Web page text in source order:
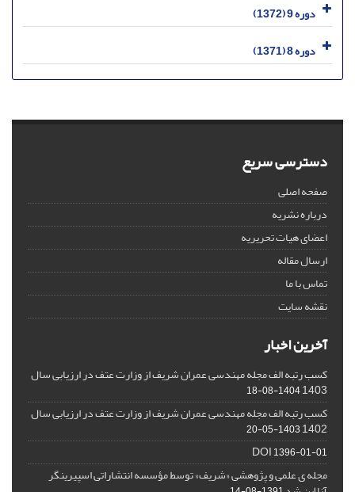
دوره 9 (1372)
دوره 8 (1371)
دسترسی سریع
صفحه اصلی
درباره نشریه
اعضای هیات تحریریه
ارسال مقاله
تماس با ما
نقشه سایت
آخرین اخبار
کسب رتبه الف مجله مهندسی عمران شریف از وزارت عتف در ارزیابی سال
1403
1404-08-18
کسب رتبه الف مجله مهندسی عمران شریف از وزارت عتف در ارزیابی سال
1402
1403-05-20
DOI1396-01-01
مجله ی علمی و پژوهشی «شریف» توسط مؤسسه انتشاراتی اسپیرینگر